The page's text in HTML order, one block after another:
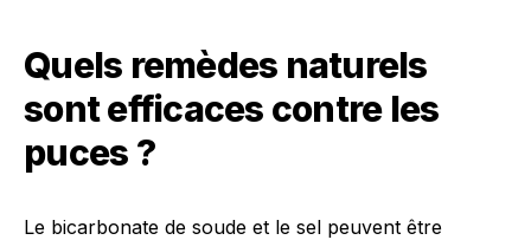
Quels remèdes naturels
sont efficaces contre les
puces ?
Le bicarbonate de soude et le sel peuvent être